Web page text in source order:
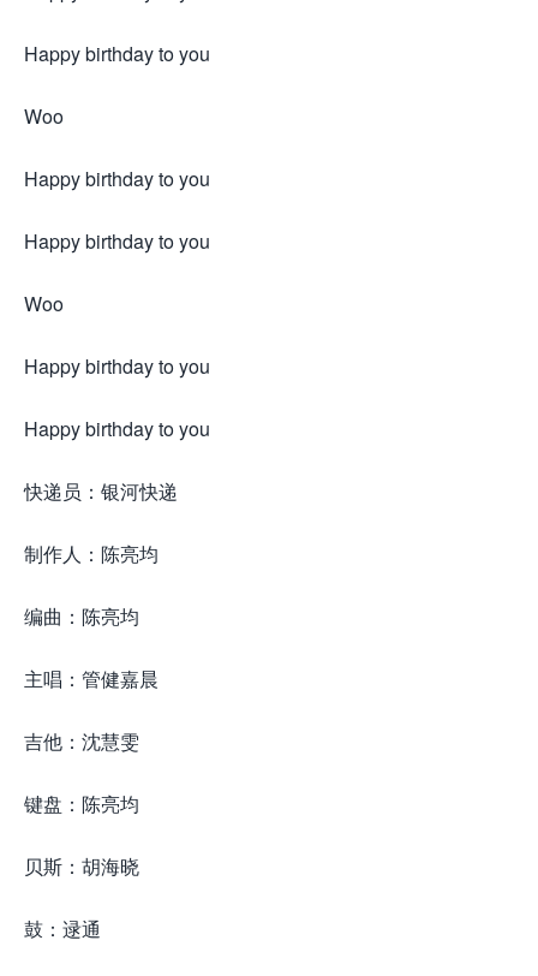
Happy birthday to you
Woo
Happy birthday to you
Happy birthday to you
Woo
Happy birthday to you
Happy birthday to you
快递员：银河快递
制作人：陈亮均
编曲：陈亮均
主唱：管健嘉晨
吉他：沈慧雯
键盘：陈亮均
贝斯：胡海晓
鼓：逯通